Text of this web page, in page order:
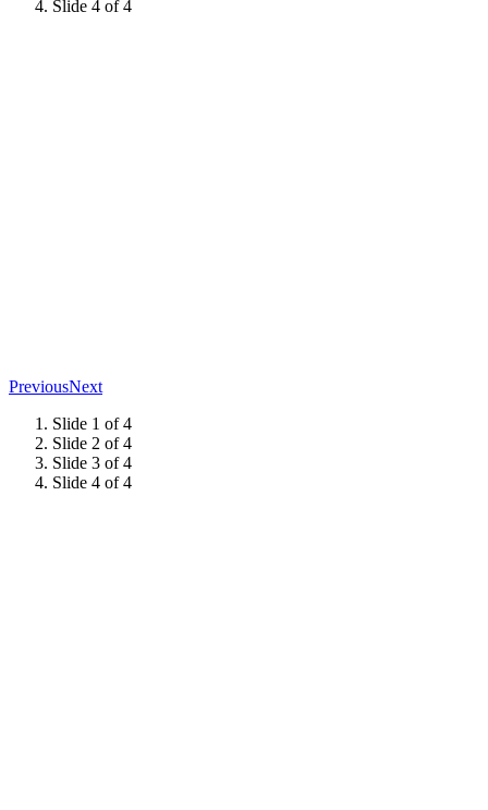
Slide 4 of 4
PreviousNext
Slide 1 of 4
Slide 2 of 4
Slide 3 of 4
Slide 4 of 4